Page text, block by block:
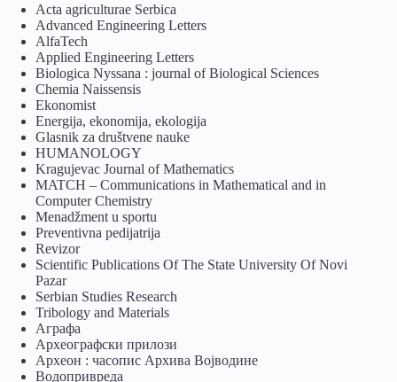
Acta agriculturae Serbica
Advanced Engineering Letters
AlfaTech
Applied Engineering Letters
Biologica Nyssana : journal of Biological Sciences
Chemia Naissensis
Ekonomist
Energija, ekonomija, ekologija
Glasnik za društvene nauke
HUMANOLOGY
Kragujevac Journal of Mathematics
MATCH – Communications in Mathematical and in
Computer Chemistry
Menadžment u sportu
Preventivna pedijatrija
Revizor
Scientific Publications Of The State University Of Novi
Pazar
Serbian Studies Research
Tribology and Materials
Аграфа
Археографски прилози
Археон : часопис Архива Војводине
Водопривреда